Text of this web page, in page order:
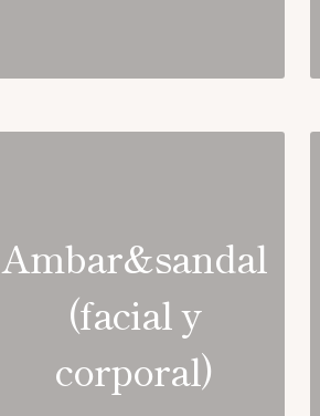
Ambar&sandal
(facial y
corporal)